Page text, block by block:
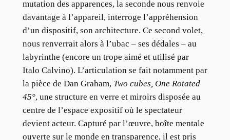
mutation des apparences, la seconde nous renvoie
davantage à l’appareil, interroge l’appréhension
d’un dispositif, son architecture. Ce second volet,
nous renverrait alors à l’ubac – ses dédales – au
labyrinthe (encore un trope aimé et utilisé par
Italo Calvino). L’articulation se fait notamment par
la pièce de Dan Graham, Two cubes, One Rotated
45°, une structure en verre et miroirs disposée au
centre de l’espace expositif où le spectateur
devient acteur. Capturé par l’œuvre, boîte mentale
ouverte sur le monde en transparence, il est pris